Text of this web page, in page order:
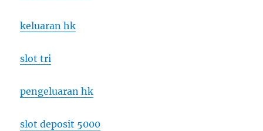
keluaran hk
slot tri
pengeluaran hk
slot deposit 5000